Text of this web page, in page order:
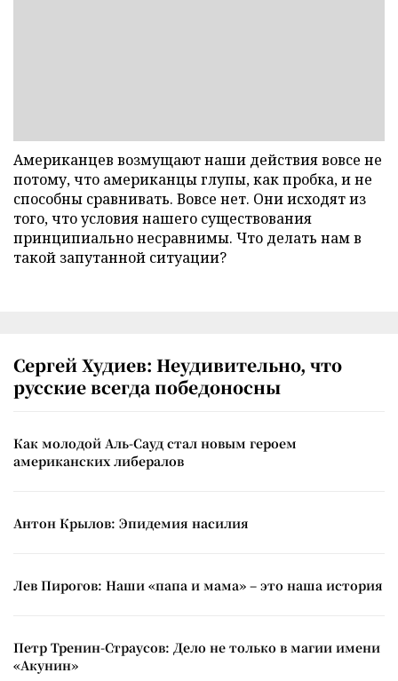
Американцев возмущают наши действия вовсе не
потому, что американцы глупы, как пробка, и не
способны сравнивать. Вовсе нет. Они исходят из
того, что условия нашего существования
принципиально несравнимы. Что делать нам в
такой запутанной ситуации?
Сергей Худиев: Неудивительно, что
русские всегда победоносны
Как молодой Аль-Сауд стал новым героем
американских либералов
Антон Крылов: Эпидемия насилия
Лев Пирогов: Наши «папа и мама» – это наша история
Петр Тренин-Страусов: Дело не только в магии имени
«Акунин»